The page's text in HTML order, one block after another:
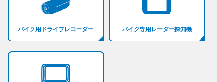
バイク用ドライブレコーダー バイク専用レーダー探知機